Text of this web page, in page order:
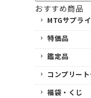
おすすめ商品
MTGサプライ
特価品
鑑定品
コンプリー
福袋・くじ